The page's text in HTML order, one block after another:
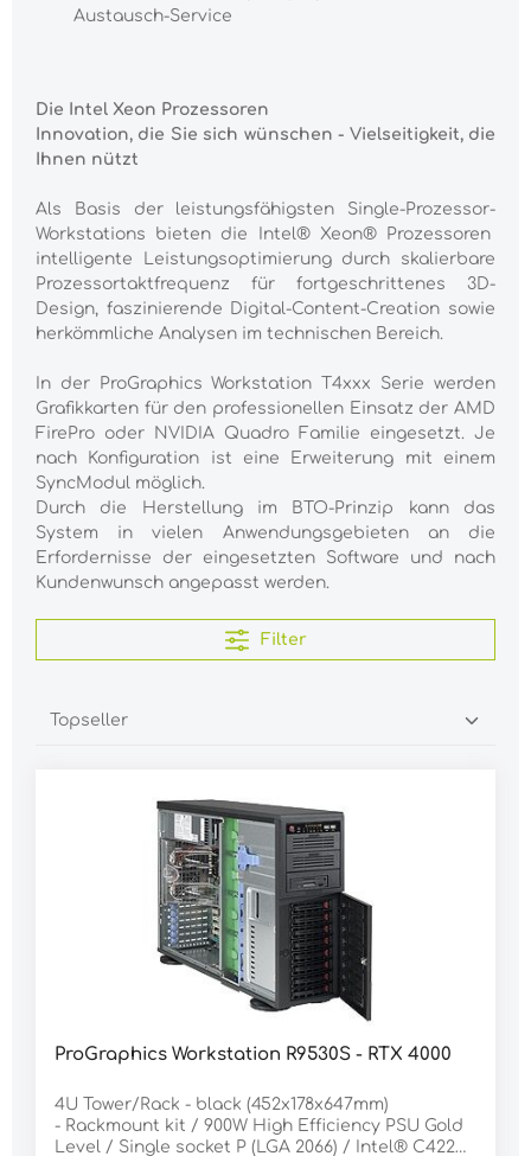
Austausch-Service
Die Intel Xeon Prozessoren
Innovation, die Sie sich wünschen - Vielseitigkeit, die
Ihnen nützt
Als Basis der leistungsfähigsten Single-Prozessor-
Workstations bieten die Intel® Xeon® Prozessoren
intelligente Leistungsoptimierung durch skalierbare
Prozessortaktfrequenz für fortgeschrittenes 3D-
Design, faszinierende Digital-Content-Creation sowie
herkömmliche Analysen im technischen Bereich.
In der ProGraphics Workstation T4xxx Serie werden
Grafikkarten für den professionellen Einsatz der AMD
FirePro oder NVIDIA Quadro Familie eingesetzt. Je
nach Konfiguration ist eine Erweiterung mit einem
SyncModul möglich.
Durch die Herstellung im BTO-Prinzip kann das
System in vielen Anwendungsgebieten an die
Erfordernisse der eingesetzten Software und nach
Kundenwunsch angepasst werden.
Filter
ProGraphics Workstation R9530S - RTX 4000
4U Tower/Rack - black (452x178x647mm)
- Rackmount kit / 900W High Efficiency PSU Gold
Level / Single socket P (LGA 2066) / Intel® C422